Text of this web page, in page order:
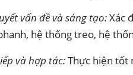
vấn đề và sáng tạo:Xác
hệ thống treo, hệ
và hợp tác:Thực hiện tốt